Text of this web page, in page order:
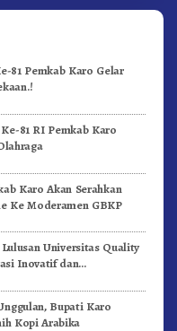
81 Pemkab Karo Gelar
81 RI Pemkab Karo
Karo Akan Serahkan
Ke Moderamen GBKP
Universitas Quality
Inovatif dan
Bupati Karo
Kopi Arabika